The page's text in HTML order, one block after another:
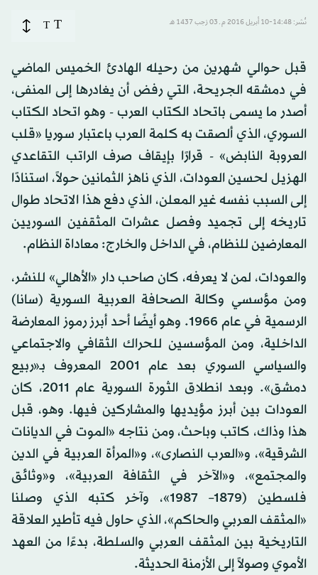
نُشر: 14:48-10 أبريل 2016 م ـ 03 رَجب 1437 هـ T
T
قبل حوالي شهرين من رحيله الهادئ الخميس الماضي
في دمشقه الجريحة، التي رفض أن يغادرها إلى المنفى،
أصدر ما يسمى باتحاد الكتاب العرب - وهو اتحاد الكتاب
السوري، الذي ألصقت به كلمة العرب باعتبار سوريا «قلب
العروبة النابض» - قرارًا بإيقاف صرف الراتب التقاعدي
الهزيل لحسين العودات، الذي ناهز الثمانين حولاً، استنادًا
إلى السبب نفسه غير المعلن، الذي دفع هذا الاتحاد طوال
تاريخه إلى تجميد وفصل عشرات المثقفين السوريين
المعارضين للنظام، في الداخل والخارج: معاداة النظام.
والعودات، لمن لا يعرفه، كان صاحب دار «الأهالي» للنشر،
ومن مؤسسي وكالة الصحافة العربية السورية (سانا)
الرسمية في عام 1966. وهو أيضًا أحد أبرز رموز المعارضة
الداخلية، ومن المؤسسين للحراك الثقافي والاجتماعي
والسياسي السوري بعد عام 2001 المعروف بـ«ربيع
دمشق». وبعد انطلاق الثورة السورية عام 2011، كان
العودات بين أبرز مؤيديها والمشاركين فيها. وهو، قبل
هذا وذاك، كاتب وباحث، ومن نتاجه «الموت في الديانات
الشرقية»، و«العرب النصارى»، و«المرأة العربية في الدين
والمجتمع»، و«الآخر في الثقافة العربية»، و«وثائق
فلسطين (1879– 1987»، وآخر كتبه الذي وصلنا
«المثقف العربي والحاكم»، الذي حاول فيه تأطير العلاقة
التاريخية بين المثقف العربي والسلطة، بدءًا من العهد
الأموي وصولاً إلى الأزمنة الحديثة.